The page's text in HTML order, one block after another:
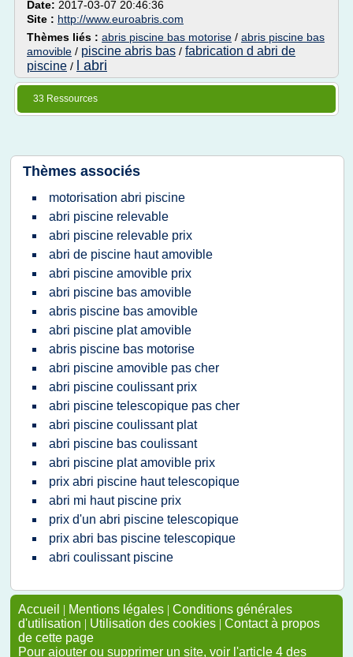
Date: 2017-03-07 20:46:36
Site : http://www.euroabris.com
Thèmes liés : abris piscine bas motorise / abris piscine bas
amovible / piscine abris bas / fabrication d abri de
piscine / l abri
33 Ressources
Thèmes associés
motorisation abri piscine
abri piscine relevable
abri piscine relevable prix
abri de piscine haut amovible
abri piscine amovible prix
abri piscine bas amovible
abris piscine bas amovible
abri piscine plat amovible
abris piscine bas motorise
abri piscine amovible pas cher
abri piscine coulissant prix
abri piscine telescopique pas cher
abri piscine coulissant plat
abri piscine bas coulissant
abri piscine plat amovible prix
prix abri piscine haut telescopique
abri mi haut piscine prix
prix d'un abri piscine telescopique
prix abri bas piscine telescopique
abri coulissant piscine
Accueil | Mentions légales | Conditions générales
d'utilisation | Utilisation des cookies | Contact à propos
de cette page
Pour ajouter ou supprimer un site, voir l'article 4 des